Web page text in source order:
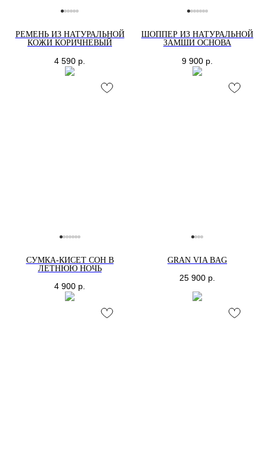
РЕМЕНЬ ИЗ НАТУРАЛЬНОЙ
КОЖИ КОРИЧНЕВЫЙ
4 590 р.
ШОППЕР ИЗ НАТУРАЛЬНОЙ
ЗАМШИ ОСНОВА
9 900 р.
СУМКА-КИСЕТ СОН В
ЛЕТНЮЮ НОЧЬ
4 900 р.
GRAN VIA BAG
25 900 р.